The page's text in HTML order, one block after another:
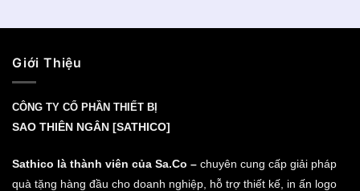
Giới Thiệu
CÔNG TY CỔ PHẦN THIẾT BỊ
SAO THIÊN NGÂN [SATHICO]
Sathico là thành viên của Sa.Co – chuyên cung cấp giải pháp
quà tặng hàng đầu cho doanh nghiệp, hỗ trợ thiết kế, in ấn logo